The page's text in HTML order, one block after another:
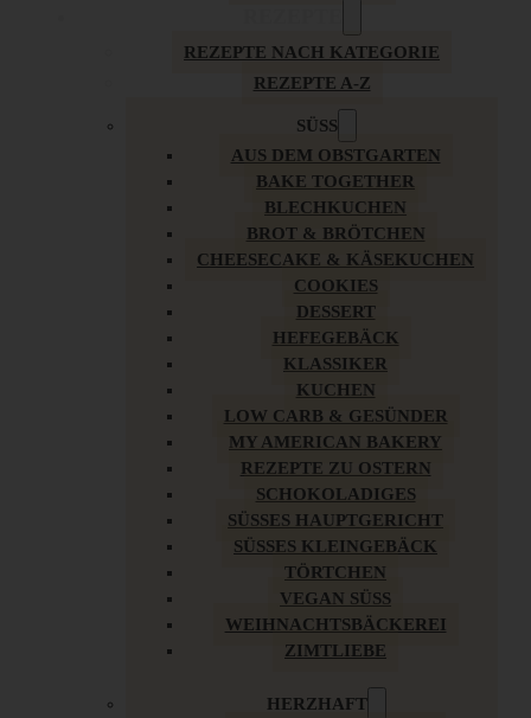
REZEPTE NACH KATEGORIE
REZEPTE A-Z
SÜSS
AUS DEM OBSTGARTEN
BAKE TOGETHER
BLECHKUCHEN
BROT & BRÖTCHEN
CHEESECAKE & KÄSEKUCHEN
COOKIES
DESSERT
HEFEGEBÄCK
KLASSIKER
KUCHEN
LOW CARB & GESÜNDER
MY AMERICAN BAKERY
REZEPTE ZU OSTERN
SCHOKOLADIGES
SÜSSES HAUPTGERICHT
SÜSSES KLEINGEBÄCK
TÖRTCHEN
VEGAN SÜSS
WEIHNACHTSBÄCKEREI
ZIMTLIEBE
HERZHAFT